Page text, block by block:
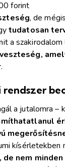
forint
, de mégis
tudatosan
a szakirodalom
veszteség,
a jutalomra –
kísérletekben
de nem